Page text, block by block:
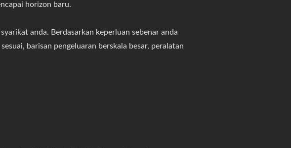
horizon baru.
anda. Berdasarkan keperluan sebenar anda
barisan pengeluaran berskala besar, peralatan